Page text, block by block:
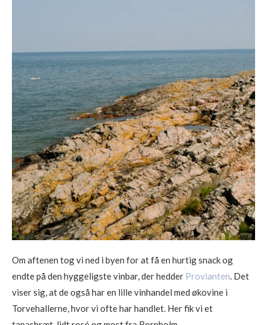
Om aftenen tog vi ned i byen for at få en hurtig snack og
endte på den hyggeligste vinbar, der hedder Provianten. Det
viser sig, at de også har en lille vinhandel med økovine i
Torvehallerne, hvor vi ofte har handlet. Her fik vi et